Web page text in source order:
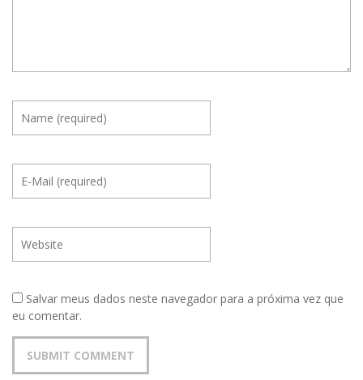
Salvar meus dados neste navegador para a próxima vez que
eu comentar.